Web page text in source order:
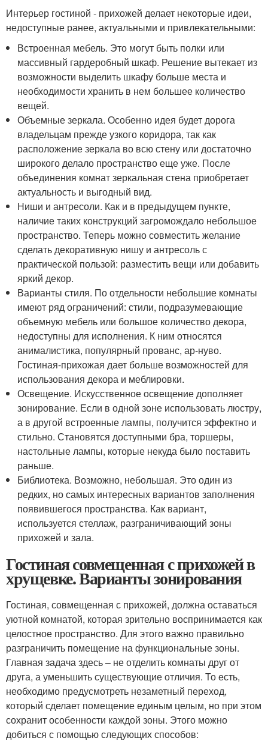
Интерьер гостиной - прихожей делает некоторые идеи,
недоступные ранее, актуальными и привлекательными:
Встроенная мебель. Это могут быть полки или
массивный гардеробный шкаф. Решение вытекает из
возможности выделить шкафу больше места и
необходимости хранить в нем большее количество
вещей.
Объемные зеркала. Особенно идея будет дорога
владельцам прежде узкого коридора, так как
расположение зеркала во всю стену или достаточно
широкого делало пространство еще уже. После
объединения комнат зеркальная стена приобретает
актуальность и выгодный вид.
Ниши и антресоли. Как и в предыдущем пункте,
наличие таких конструкций загромождало небольшое
пространство. Теперь можно совместить желание
сделать декоративную нишу и антресоль с
практической пользой: разместить вещи или добавить
яркий декор.
Варианты стиля. По отдельности небольшие комнаты
имеют ряд ограничений: стили, подразумевающие
объемную мебель или большое количество декора,
недоступны для исполнения. К ним относятся
анималистика, популярный прованс, ар-нуво.
Гостиная-прихожая дает больше возможностей для
использования декора и меблировки.
Освещение. Искусственное освещение дополняет
зонирование. Если в одной зоне использовать люстру,
а в другой встроенные лампы, получится эффектно и
стильно. Становятся доступными бра, торшеры,
настольные лампы, которые некуда было поставить
раньше.
Библиотека. Возможно, небольшая. Это один из
редких, но самых интересных вариантов заполнения
появившегося пространства. Как вариант,
используется стеллаж, разграничивающий зоны
прихожей и зала.
Гостиная совмещенная с прихожей в
хрущевке. Варианты зонирования
Гостиная, совмещенная с прихожей, должна оставаться
уютной комнатой, которая зрительно воспринимается как
целостное пространство. Для этого важно правильно
разграничить помещение на функциональные зоны.
Главная задача здесь – не отделить комнаты друг от
друга, а уменьшить существующие отличия. То есть,
необходимо предусмотреть незаметный переход,
который сделает помещение единым целым, но при этом
сохранит особенности каждой зоны. Этого можно
добиться с помощью следующих способов: